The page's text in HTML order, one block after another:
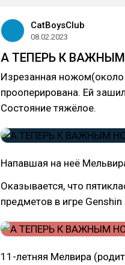
CatBoysClub
08.02.2023
А ТЕПЕРЬ К
Изрезанная
прооперирована. Ей
Состояние тяжёлое.
Напавшая на неё
Оказывается, что
предметов в игре
11-летняя Мелвира